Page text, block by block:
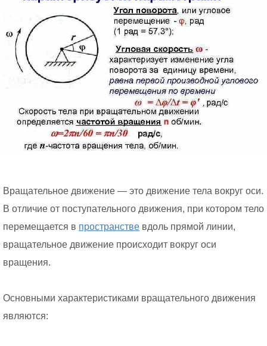
Вращательное движение — это движение тела вокруг оси.
В отличие от поступательного движения, при котором тело
перемещается в пространстве вдоль прямой линии,
вращательное движение происходит вокруг оси
вращения.
Основными характеристиками вращательного движения
являются: